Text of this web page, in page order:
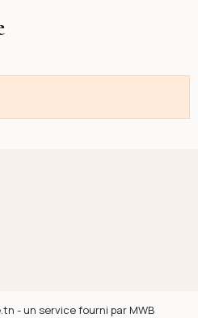
- un service fourni par MWB